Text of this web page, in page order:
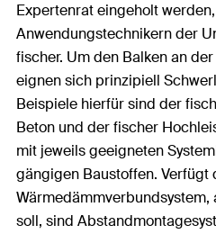
Expertenrat eingeholt
Anwendungstechnikern der
fischer. Um den Balken an
eignen sich prinzipiell
Beispiele hierfür sind der
Beton und der fischer
mit jeweils geeigneten
gängigen Baustoffen. Verfügt
soll, sind